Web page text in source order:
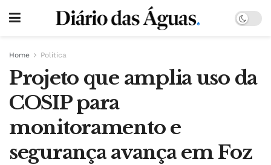
Home Política
Projeto que amplia uso da
COSIP para
monitoramento e
segurança avança em Foz